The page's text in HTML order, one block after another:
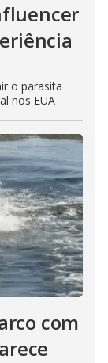
o parasita
nos EUA
com